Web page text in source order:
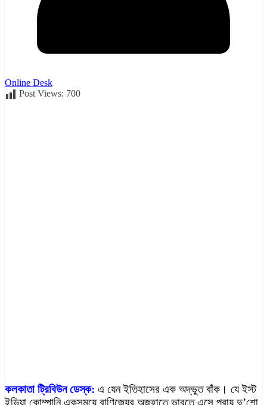
Online Desk
Post Views: 700
কলকাতা ট্রিবিউন ডেস্ক: এ যেন ইতিহাসের এক অদ্ভুত বাঁক। যে ইস্ট
ইন্ডিয়া কোম্পানি একসময়ে বাণিজ্যের অজুহাতে ভারতে এসে প্রায় দু’শো